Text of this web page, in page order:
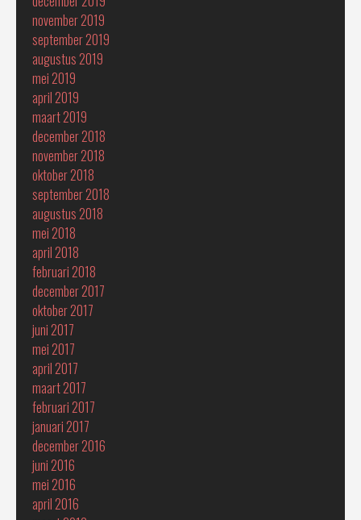
november 2019
september 2019
augustus 2019
mei 2019
april 2019
maart 2019
december 2018
november 2018
oktober 2018
september 2018
augustus 2018
mei 2018
april 2018
februari 2018
december 2017
oktober 2017
juni 2017
mei 2017
april 2017
maart 2017
februari 2017
januari 2017
december 2016
juni 2016
mei 2016
april 2016